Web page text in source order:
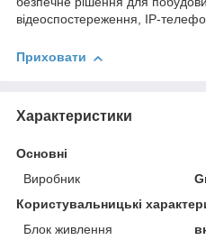
відеоспостереження, IP-
Приховати
Характеристики
Основні
Виробник
Користувальницькі
Блок живлення